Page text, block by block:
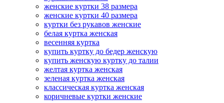
женские куртки 38 размера
женские куртки 40 размера
куртки без рукавов женские
белая куртка женская
весенняя куртка
купить куртку до бедер женскую
купить женскую куртку до талии
желтая куртка женская
зеленая куртка женская
классическая куртка женская
коричневые куртки женские